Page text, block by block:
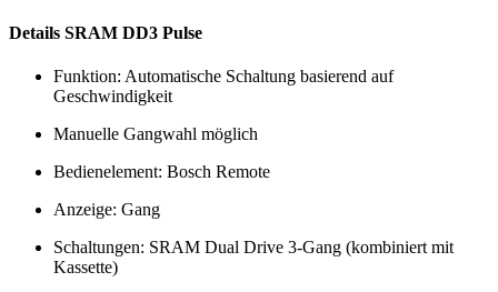
Details SRAM DD3 Pulse
Funktion: Automatische Schaltung basierend auf
Geschwindigkeit
Manuelle Gangwahl möglich
Bedienelement: Bosch Remote
Anzeige: Gang
Schaltungen: SRAM Dual Drive 3-Gang (kombiniert mit
Kassette)